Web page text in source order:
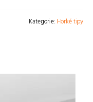
Kategorie: Horké tipy